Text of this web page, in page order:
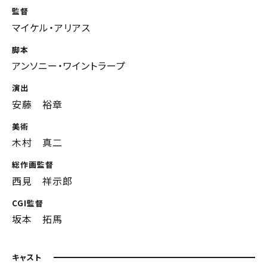
監督
マイケル・アリアス
脚本
アンソニー・ワイントラープ
演出
安藤 裕章
美術
木村 真二
総作画監督
西見 祥示郎
CGI監督
坂本 拓馬
キャスト